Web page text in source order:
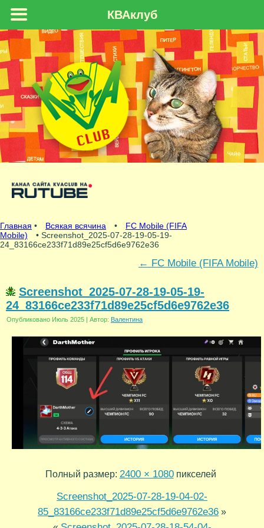
Главная • Всякая всячина •
FC Mobile (FIFA
Mobile)
• Screenshot_2025-07-28-19-05-19-
24_83166ce233f71d89e25cf5d6e9762e36
← FC Mobile (FIFA Mobile)
Screenshot_2025-07-28-19-05-19-
24_83166ce233f71d89e25cf5d6e9762e36
Опубликовано Июль 2025 | Автор: Валентина
Полный размер: 2400 × 1080пикселей
Screenshot_2025-07-28-19-04-02-
85_83166ce233f71d89e25cf5d6e9762e36 »
КВАклуб